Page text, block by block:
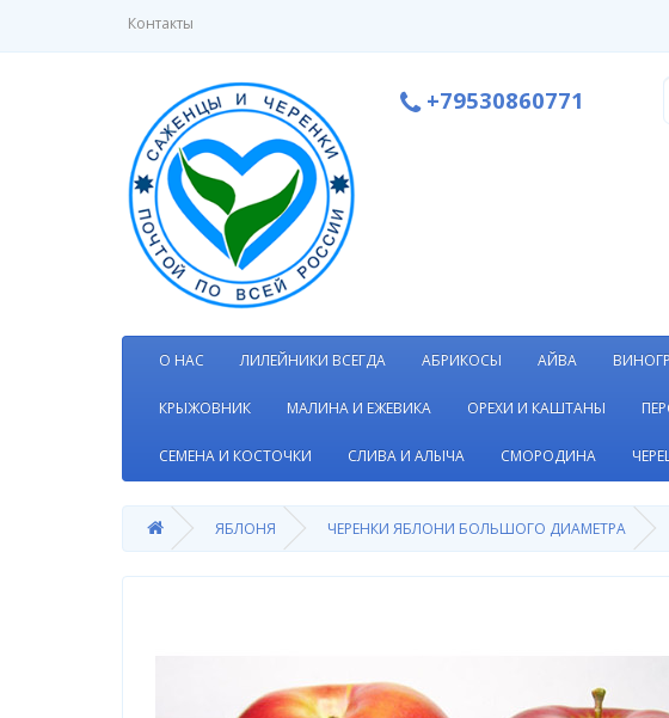
Контакты
+79530860771
О НАС ЛИЛЕЙНИКИ ВСЕГДА АБРИКОСЫ АЙВА
КРЫЖОВНИК МАЛИНА И ЕЖЕВИКА ОРЕХИ И КАШТАНЫ
СЕМЕНА И КОСТОЧКИ СЛИВА И АЛЫЧА СМОРОДИНА
ЯБЛОНЯ ЧЕРЕНКИ ЯБЛОНИ БОЛЬШОГО ДИАМЕТРА